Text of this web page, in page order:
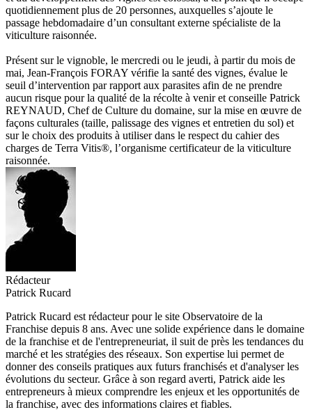
quotidiennement plus de 20 personnes, auxquelles s’ajoute le
passage hebdomadaire d’un consultant externe spécialiste de la
viticulture raisonnée.
Présent sur le vignoble, le mercredi ou le jeudi, à partir du mois de
mai, Jean-François FORAY vérifie la santé des vignes, évalue le
seuil d’intervention par rapport aux parasites afin de ne prendre
aucun risque pour la qualité de la récolte à venir et conseille Patrick
REYNAUD, Chef de Culture du domaine, sur la mise en œuvre de
façons culturales (taille, palissage des vignes et entretien du sol) et
sur le choix des produits à utiliser dans le respect du cahier des
charges de Terra Vitis®, l’organisme certificateur de la viticulture
raisonnée.
Rédacteur
Patrick Rucard
Patrick Rucard est rédacteur pour le site Observatoire de la
Franchise depuis 8 ans. Avec une solide expérience dans le domaine
de la franchise et de l'entrepreneuriat, il suit de près les tendances du
marché et les stratégies des réseaux. Son expertise lui permet de
donner des conseils pratiques aux futurs franchisés et d'analyser les
évolutions du secteur. Grâce à son regard averti, Patrick aide les
entrepreneurs à mieux comprendre les enjeux et les opportunités de
la franchise, avec des informations claires et fiables.